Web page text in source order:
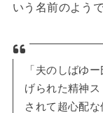
いう名前のようで
「夫のしばゆ
げられた精神
されて超心配